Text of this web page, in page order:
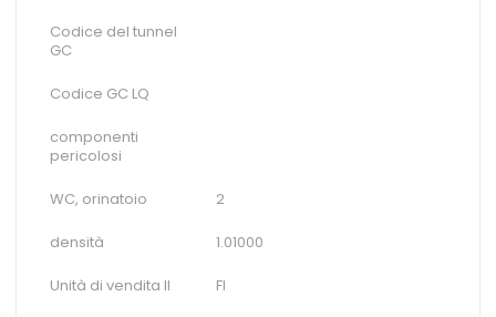
Codice del tunnel
GC
Codice GC LQ
componenti
pericolosi
WC, orinatoio 2
densità 1.01000
Unità di vendita II Fl